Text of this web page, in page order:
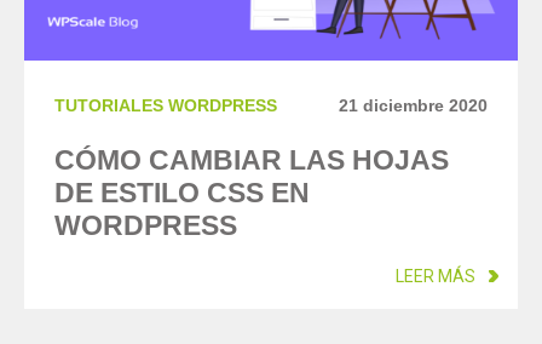
TUTORIALES WORDPRESS 21 diciembre 2020
CÓMO CAMBIAR LAS HOJAS
DE ESTILO CSS EN
WORDPRESS
LEER MÁS